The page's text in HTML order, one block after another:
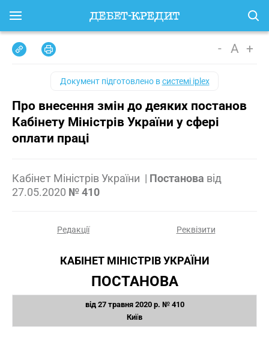
- A +
Документ підготовлено всистемі iplex
Про внесення змін до деяких постанов
Кабінету Міністрів України у сфері
оплати праці
Кабінет Міністрів України | Постанова від
27.05.2020 № 410
Редакції Реквізити
КАБІНЕТ МІНІСТРІВ УКРАЇНИ
ПОСТАНОВА
від 27 травня 2020 р. № 410
Київ